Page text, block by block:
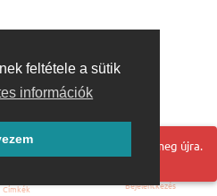
feltétele a sütik
információk
az oldalt és próbálja meg újra.
Címkék Bejelentkezés